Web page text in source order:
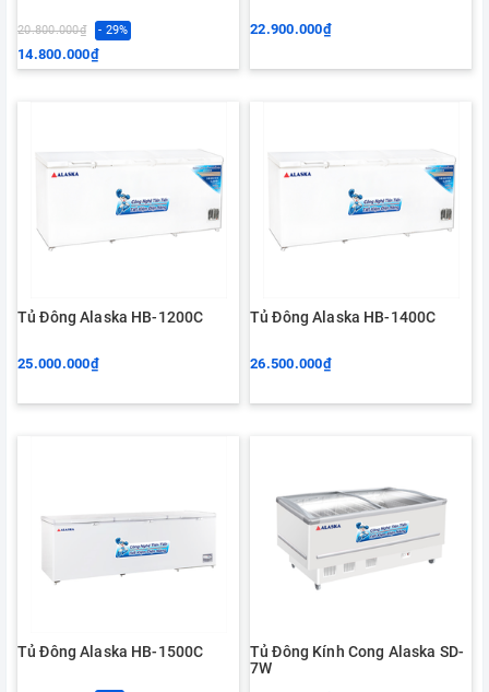
20.800.000₫ - 29%
14.800.000₫
22.900.000₫
Tủ Đông Alaska HB-1200C
25.000.000₫
Tủ Đông Alaska HB-1400C
26.500.000₫
Tủ Đông Alaska HB-1500C
Tủ Đông Kính Cong Alaska SD-
7W